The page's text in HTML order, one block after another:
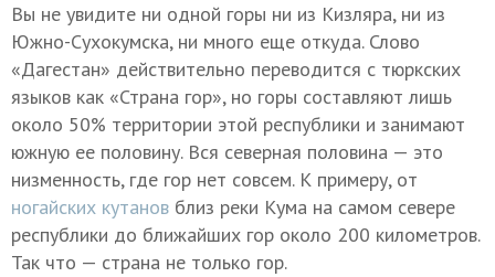
Вы не увидите ни одной горы ни из Кизляра, ни из
Южно-Сухокумска, ни много еще откуда. Слово
«Дагестан» действительно переводится с тюркских
языков как «Страна гор», но горы составляют лишь
около 50% территории этой республики и занимают
южную ее половину. Вся северная половина — это
низменность, где гор нет совсем. К примеру, от
ногайских кутанов близ реки Кума на самом севере
республики до ближайших гор около 200 километров.
Так что — страна не только гор.